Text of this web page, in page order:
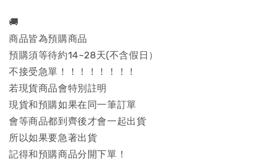
🚚
商品皆為預購商品
預購須等待約14~28天(不含假日）
不接受急單！！！！！！！！
若現貨商品會特別註明
現貨和預購如果在同一筆訂單
會等商品都到齊後才會一起出貨
所以如果要急著出貨
記得和預購商品分開下單！